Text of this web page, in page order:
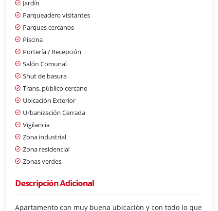
Jardín
Parqueadero visitantes
Parques cercanos
Piscina
Portería / Recepción
Salón Comunal
Shut de basura
Trans. público cercano
Ubicación Exterior
Urbanización Cerrada
Vigilancia
Zona industrial
Zona residencial
Zonas verdes
Descripción Adicional
Apartamento con muy buena ubicación y con todo lo que